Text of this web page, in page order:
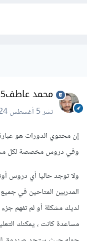
محمد عاطف25
نشر5 أغسطس 2024
إن محتوي الدورات هو
وفي دروس مخصصة لكل
ولا توجد حاليا أي دروس
المدربين المتاحين في
لديك مشكلة أو لم تفهم
مساعدة كانت ، يمكنك